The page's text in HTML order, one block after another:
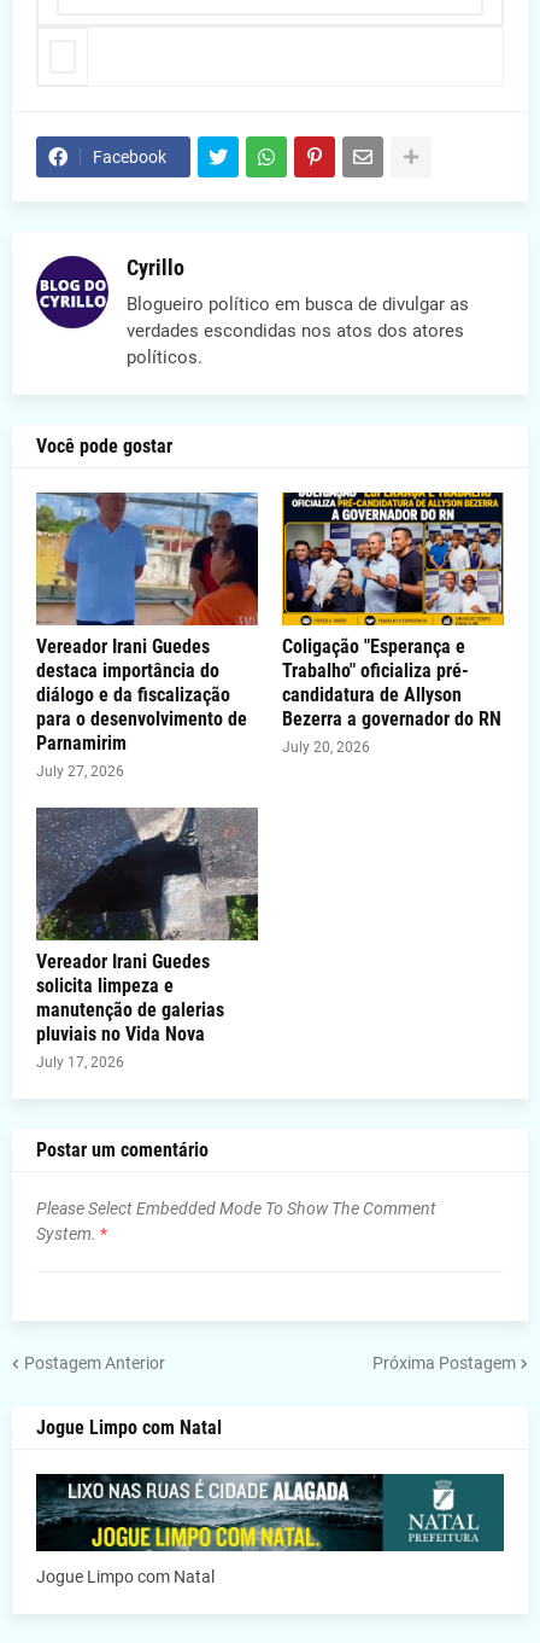
Facebook
Cyrillo
Blogueiro político em busca de divulgar as
verdades escondidas nos atos dos atores
políticos.
Você pode gostar
Vereador Irani Guedes
destaca importância do
diálogo e da fiscalização
para o desenvolvimento de
Parnamirim
July 27, 2026
Coligação "Esperança e
Trabalho" oficializa pré-
candidatura de Allyson
Bezerra a governador do RN
July 20, 2026
Vereador Irani Guedes
solicita limpeza e
manutenção de galerias
pluviais no Vida Nova
July 17, 2026
Postar um comentário
Please Select Embedded Mode To Show The Comment
System. *
Postagem Anterior Próxima Postagem
Jogue Limpo com Natal
Jogue Limpo com Natal